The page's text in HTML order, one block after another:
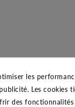
les
Les cookies
des fonctionnalités